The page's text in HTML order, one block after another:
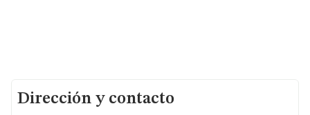
Dirección y contacto